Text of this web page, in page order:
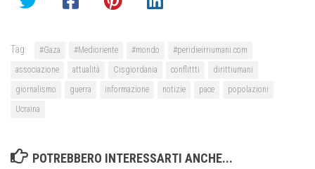
Tag: #Gaza #Medioriente #mondo
#peridieirriumani.com
associazione
attualità Cisgiordania conflittti
dirittiumani
giornalismo
guerra informazione notizie pace
popolazioni
Ucraina
POTREBBERO INTERESSARTI ANCHE...